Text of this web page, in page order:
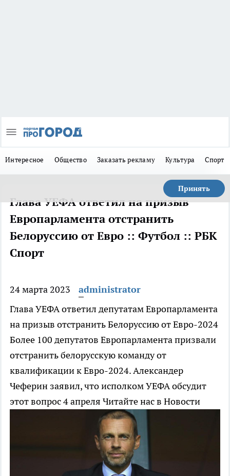
Интересное Общество Заказать рекламу Культура Спорт
Принять
Глава УЕФА ответил на призыв
Европарламента отстранить
Белоруссию от Евро :: Футбол :: РБК
Спорт
24 марта 2023
administrator
Глава УЕФА ответил депутатам Европарламента
на призыв отстранить Белоруссию от Евро-2024
Более 100 депутатов Европарламента призвали
отстранить белорусскую команду от
квалификации к Евро-2024. Александер
Чеферин заявил, что исполком УЕФА обсудит
этот вопрос 4 апреля Читайте нас в Новости